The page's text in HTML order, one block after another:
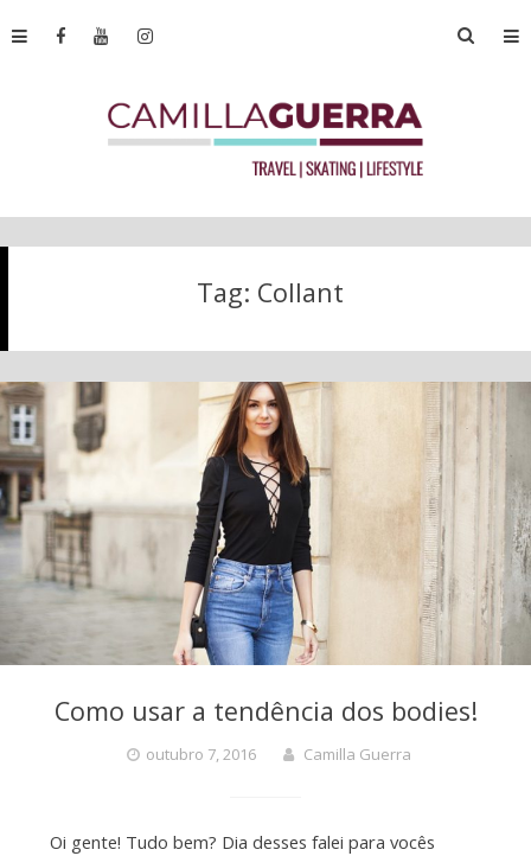
Tag: Collant
Como usar a tendência dos bodies!
outubro 7, 2016 Camilla Guerra
Oi gente! Tudo bem? Dia desses falei para vocês